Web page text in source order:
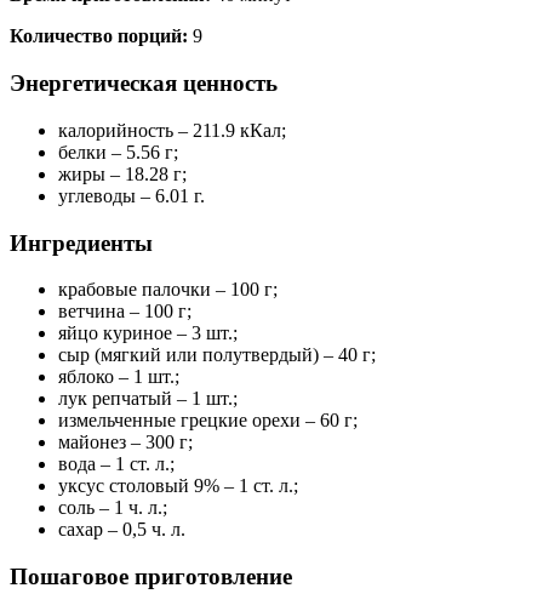
Количество порций: 9
Энергетическая ценность
калорийность – 211.9 кКал;
белки – 5.56 г;
жиры – 18.28 г;
углеводы – 6.01 г.
Ингредиенты
крабовые палочки – 100 г;
ветчина – 100 г;
яйцо куриное – 3 шт.;
сыр (мягкий или полутвердый) – 40 г;
яблоко – 1 шт.;
лук репчатый – 1 шт.;
измельченные грецкие орехи – 60 г;
майонез – 300 г;
вода – 1 ст. л.;
уксус столовый 9% – 1 ст. л.;
соль – 1 ч. л.;
сахар – 0,5 ч. л.
Пошаговое приготовление